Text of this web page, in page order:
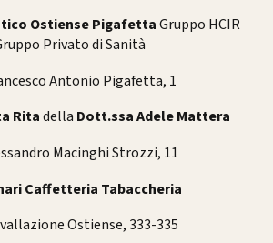
Ostiense PigafettaGruppo HCIR
Privato di Sanità
Antonio Pigafetta, 1
Ritadella Dott.ssa Adele Mattera
Macinghi Strozzi, 11
Caffetteria Tabaccheria
Ostiense, 333-335